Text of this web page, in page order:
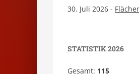
30. Juli 2026 -
STATISTIK 2026
Gesamt: 115